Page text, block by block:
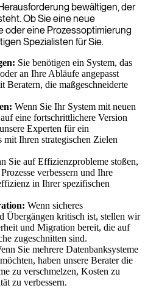
bewältigen, der
Ob Sie eine neue
oder eine Prozessoptimierung
Spezialisten für Sie.
Sie benötigen ein System, das
an Ihre Abläufe angepasst
Beratern, die maßgeschneiderte
Wenn Sie Ihr System mit neuen
eine fortschrittlichere Version
Experten für ein
mit Ihren strategischen Zielen
Sie auf Effizienzprobleme stoßen,
verbessern und Ihre
in Ihrer spezifischen
Wenn sicheres
Übergängen kritisch ist, stellen wir
und Migration bereit, die auf
zugeschnitten sind.
Sie mehrere Datenbanksysteme
haben unsere Berater die
zu verschmelzen, Kosten zu
zu verbessern.